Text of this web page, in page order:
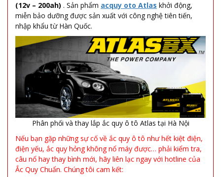
(12v – 200ah) . Sản phẩm acquy oto Atlas khởi động,
miễn bảo dưỡng được sản xuất với công nghệ tiên tiến,
nhập khẩu từ Hàn Quốc.
Phân phối và thay lắp ắc quy ô tô Atlas tại Hà Nội
Nếu bạn gặp những sự cố về ắc quy ô tô như hết kiệt điện,
điện yếu, ắc quy hỏng không nổ máy được… phải kiểm tra,
câu nổ hay thay bình mới, hãy liên lạc ngay với hotline của
Ắc Quy Chuẩn. Chúng tôi cam kết: